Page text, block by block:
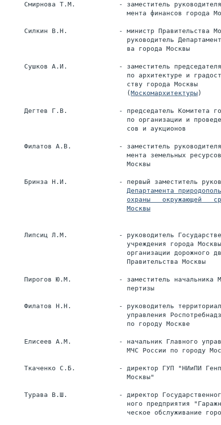
Смирнова Т.М.           - заместитель
мента финансов города
Силкин В.Н.             - министр Правительства
руководитель
                               ва города Москвы
Сушков А.И.             - заместитель
по архитектуре и
                               ству города Москвы
                               (
Москомархитектуры )
Дегтев Г.В.             - председатель Комитета
по организации и
                               сов и аукционов
Филатов А.В.            - заместитель
мента земельных
                               Москвы
Бринза Н.И.             - первый заместитель
Москвы
Липсиц Л.М.             - руководитель
учреждения города
организации дорожного
                               Правительства Москвы
Пирогов Ю.М.            - заместитель начальника
                               пертизы
Филатов Н.Н.            - руководитель
управления
                               по городу Москве
Елисеев А.М.            - начальник Главного
МЧС России по городу
Ткаченко С.Б.           - директор ГУП "НИиПИ
                               Москвы"
Турава В.Ш.             - директор
ного предприятия
ческое обслуживание